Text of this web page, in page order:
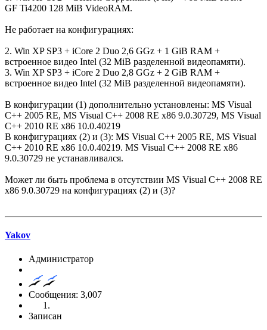
GF Ti4200 128 MiB VideoRAM.
Не работает на конфигурациях:
2. Win XP SP3 + iCore 2 Duo 2,6 GGz + 1 GiB RAM +
встроенное видео Intel (32 MiB разделенной видеопамяти).
3. Win XP SP3 + iCore 2 Duo 2,8 GGz + 2 GiB RAM +
встроенное видео Intel (32 MiB разделенной видеопамяти).
В конфигурации (1) дополнительно установлены: MS Visual
C++ 2005 RE, MS Visual C++ 2008 RE x86 9.0.30729, MS Visual
C++ 2010 RE x86 10.0.40219
В конфигурациях (2) и (3): MS Visual C++ 2005 RE, MS Visual
C++ 2010 RE x86 10.0.40219. MS Visual C++ 2008 RE x86
9.0.30729 не устанавливался.
Может ли быть проблема в отсутствии MS Visual C++ 2008 RE
x86 9.0.30729 на конфигурациях (2) и (3)?
Yakov
Администратор
Сообщения: 3,007
Записан